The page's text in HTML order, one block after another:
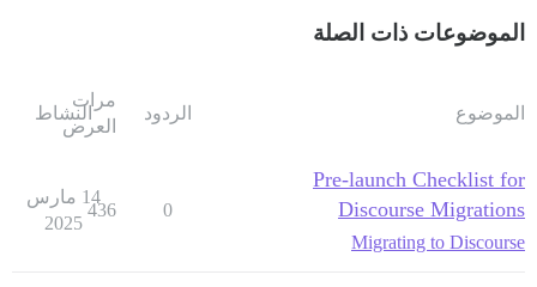
الموضوعات ذات الصلة
الموضوع الردود
مرات
العرض
النشاط
Pre-launch Checklist for
Discourse Migrations
Migrating to Discourse
0
436
14 مارس
2025